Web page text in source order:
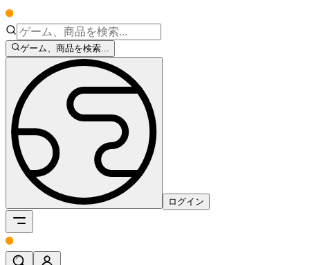
ゲーム、商品を検索...
ログイン